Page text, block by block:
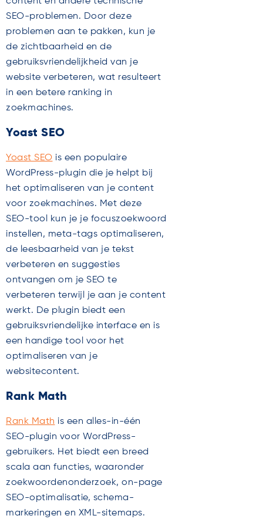
SEO-problemen. Door deze
problemen aan te pakken, kun je
de zichtbaarheid en de
gebruiksvriendelijkheid van je
website verbeteren, wat resulteert
in een betere ranking in
zoekmachines.
Yoast SEO
Yoast SEO is een populaire
WordPress-plugin die je helpt bij
het optimaliseren van je content
voor zoekmachines. Met deze
SEO-tool kun je je focuszoekwoord
instellen, meta-tags optimaliseren,
de leesbaarheid van je tekst
verbeteren en suggesties
ontvangen om je SEO te
verbeteren terwijl je aan je content
werkt. De plugin biedt een
gebruiksvriendelijke interface en is
een handige tool voor het
optimaliseren van je
websitecontent.
Rank Math
Rank Math is een alles-in-één
SEO-plugin voor WordPress-
gebruikers. Het biedt een breed
scala aan functies, waaronder
zoekwoordenonderzoek, on-page
SEO-optimalisatie, schema-
markeringen en XML-sitemaps.